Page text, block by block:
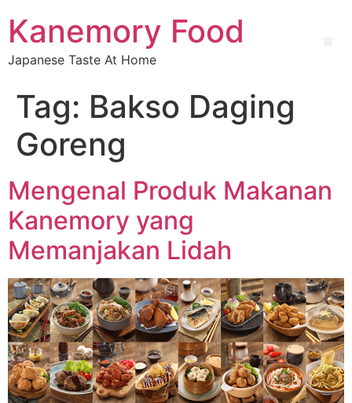
Kanemory Food
Japanese Taste At Home
Tag: Bakso Daging
Goreng
Mengenal Produk Makanan
Kanemory yang
Memanjakan Lidah